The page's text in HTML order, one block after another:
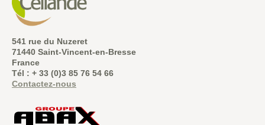
541 rue du Nuzeret
71440 Saint-Vincent-en-Bresse
France
Tél : + 33 (0)3 85 76 54 66
Contactez-nous